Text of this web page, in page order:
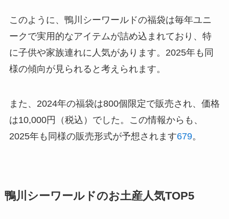
このように、鴨川シーワールドの福袋は毎年ユニ
ークで実用的なアイテムが詰め込まれており、特
に子供や家族連れに人気があります。2025年も同
様の傾向が見られると考えられます。
また、2024年の福袋は800個限定で販売され、価格
は10,000円（税込）でした。この情報からも、
2025年も同様の販売形式が予想されます679。
鴨川シーワールドのお土産人気TOP5